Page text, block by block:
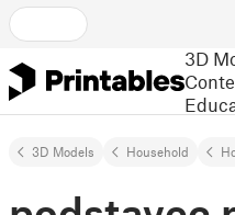
3D
3D Models Household